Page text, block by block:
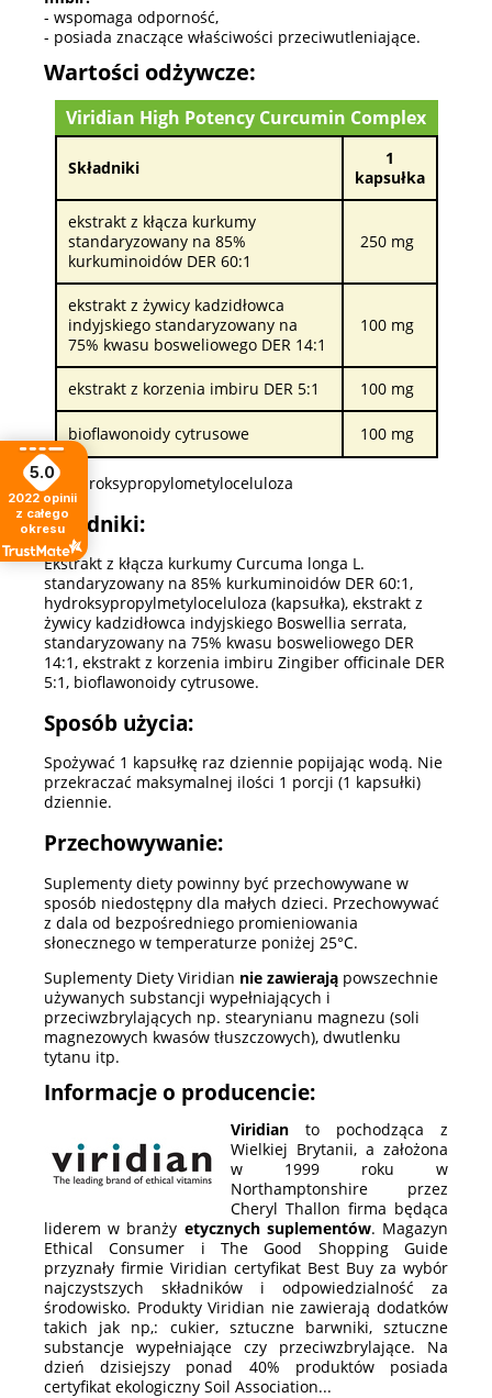
- wspomaga odporność,
- posiada znaczące właściwości przeciwutleniające.
Wartości odżywcze:
Viridian High Potency Curcumin Complex
Składniki
1
kapsułka
ekstrakt z kłącza kurkumy
standaryzowany na 85%
kurkuminoidów DER 60:1
250 mg
ekstrakt z żywicy kadzidłowca
indyjskiego standaryzowany na
75% kwasu bosweliowego DER 14:1
100 mg
ekstrakt z korzenia imbiru DER 5:1 100 mg
bioflawonoidy cytrusowe 100 mg
**hydroksypropylometyloceluloza
Składniki:
Ekstrakt z kłącza kurkumy Curcuma longa L.
standaryzowany na 85% kurkuminoidów DER 60:1,
hydroksypropylmetyloceluloza (kapsułka), ekstrakt z
żywicy kadzidłowca indyjskiego Boswellia serrata,
standaryzowany na 75% kwasu bosweliowego DER
14:1, ekstrakt z korzenia imbiru Zingiber officinale DER
5:1, bioflawonoidy cytrusowe.
Sposób użycia:
Spożywać 1 kapsułkę raz dziennie popijając wodą. Nie
przekraczać maksymalnej ilości 1 porcji (1 kapsułki)
dziennie.
Przechowywanie:
Suplementy diety powinny być przechowywane w
sposób niedostępny dla małych dzieci. Przechowywać
z dala od bezpośredniego promieniowania
słonecznego w temperaturze poniżej 25°C.
Suplementy Diety Viridian nie zawierają powszechnie
używanych substancji wypełniających i
przeciwzbrylających np. stearynianu magnezu (soli
magnezowych kwasów tłuszczowych), dwutlenku
tytanu itp.
Informacje o producencie:
Viridian to pochodząca z
Wielkiej Brytanii, a założona
w 1999 roku w
Northamptonshire przez
Cheryl Thallon firma będąca
liderem w branży etycznych suplementów. Magazyn
Ethical Consumer i The Good Shopping Guide
przyznały firmie Viridian certyfikat Best Buy za wybór
najczystszych składników i odpowiedzialność za
środowisko. Produkty Viridian nie zawierają dodatków
takich jak np,: cukier, sztuczne barwniki, sztuczne
substancje wypełniające czy przeciwzbrylające. Na
dzień dzisiejszy ponad 40% produktów posiada
certyfikat ekologiczny Soil Association...
5.0
2022 opinii
z całego
okresu